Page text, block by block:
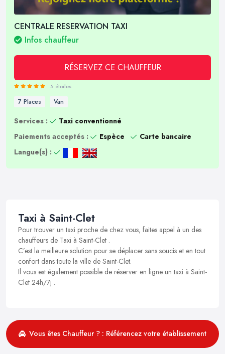
CENTRALE RESERVATION TAXI
Infos chauffeur
RÉSERVEZ CE CHAUFFEUR
5 étoiles
7 Places Van
Services :
Taxi conventionné
Paiements acceptés :
Espèce
Carte bancaire
Langue(s) :
Taxi à Saint-Clet
Pour trouver un taxi proche de chez vous, faites appel à un des
chauffeurs de Taxi à Saint-Clet .
C’est la meilleure solution pour se déplacer sans soucis et en tout
confort dans toute la ville de Saint-Clet.
Il vous est également possible de réserver en ligne un taxi à Saint-
Clet 24h/7j .
Vous êtes Chauffeur ? : Référencez votre établissement